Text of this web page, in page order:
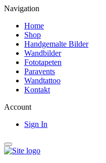
Navigation
Home
Shop
Handgemalte Bilder
Wandbilder
Fototapeten
Paravents
Wandtattoo
Kontakt
Account
Sign In